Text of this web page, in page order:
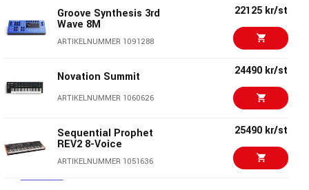
PRO 3 SPECIFICATIONS
Two analog, voltage-controlled oscillators
One DSP-based digital oscillator
(triangle, saw, pulse) with variable shape
modulation/pulse width on each
Digital oscillator produce 32 digital wavetables of 16
waves each with wave morphing, plus classic wave
Groove Synthesis 3rd
Wave 8M
ARTIKELNUMMER 1091288
22125 kr/st
Novation Summit
ARTIKELNUMMER 1060626
24490 kr/st
Sequential Prophet
REV2 8-Voice
ARTIKELNUMMER 1051636
25490 kr/st